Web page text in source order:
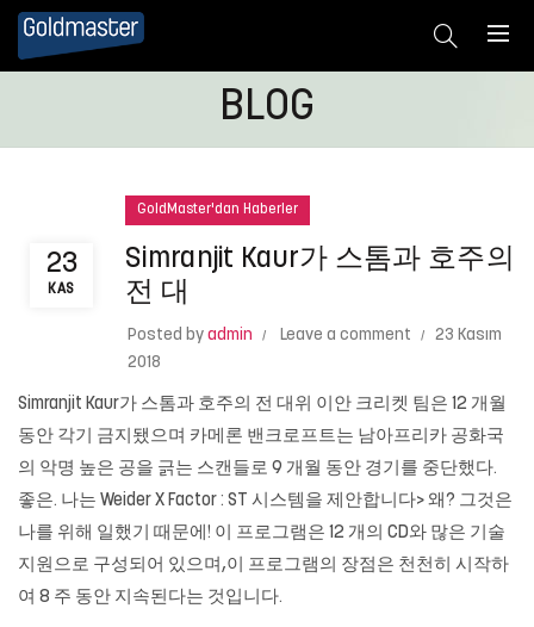
BLOG
23
KAS
GoldMaster'dan Haberler
Simranjit Kaur가 스톰과 호주의
전 대
Posted by admin Leave a comment
23 Kasım
2018
Simranjit Kaur가 스톰과 호주의 전 대위 이안 크리켓 팀은 12 개월
동안 각기 금지됐으며 카메론 밴크로프트는 남아프리카 공화국
의 악명 높은 공을 긁는 스캔들로 9 개월 동안 경기를 중단했다.
좋은. 나는 Weider X Factor : ST 시스템을 제안합니다> 왜? 그것은
나를 위해 일했기 때문에! 이 프로그램은 12 개의 CD와 많은 기술
지원으로 구성되어 있으며,이 프로그램의 장점은 천천히 시작하
여 8 주 동안 지속된다는 것입니다.